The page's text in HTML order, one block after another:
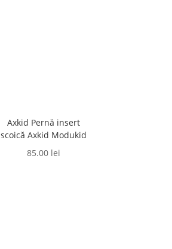
Axkid Pernă insert
scoică Axkid Modukid
85.00 lei